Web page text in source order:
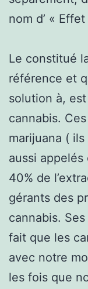
nom d’ «
Le constitué
référence et
solution à,
cannabis.
marijuana (
aussi
40% de
gérants des
cannabis.
fait que les
avec notre
les fois que